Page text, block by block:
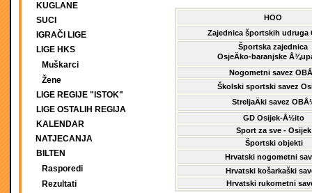
KUGLANE
SUCI
IGRAČI LIGE
LIGE HKS
Muškarci
Žene
LIGE REGIJE "ISTOK"
LIGE OSTALIH REGIJA
KALENDAR
NATJECANJA
BILTEN
Rasporedi
Rezultati
HOO
Zajednica športskih udruga
Športska zajednica
OsjeÄko-baranjske
Nogometni savez
Školski sportski savez
StreljaÄki savez
GD Osijek-Å½ito
Sport za sve - Osijek
Športski objekti
Hrvatski nogometni
Hrvatski košarkaški
Hrvatski rukometni